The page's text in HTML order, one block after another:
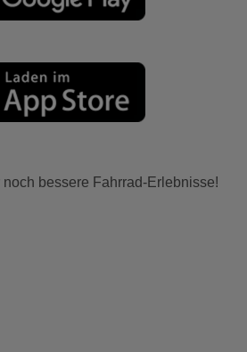
bessere Fahrrad-Erlebnisse!